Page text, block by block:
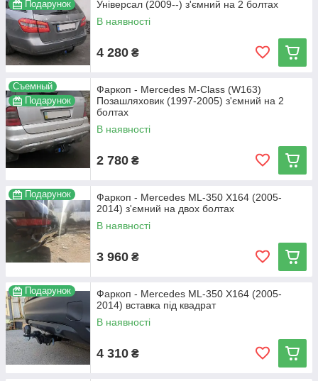
Подарунок
Універсал (2009--) з'ємний на 2 болтах
В наявності
4 280 ₴
Съемный
Подарунок
Фаркоп - Mercedes M-Class (W163)
Позашляховик (1997-2005) з'ємний на 2
болтах
В наявності
2 780 ₴
Подарунок
Фаркоп - Mercedes ML-350 X164 (2005-
2014) з'ємний на двох болтах
В наявності
3 960 ₴
Подарунок
Фаркоп - Mercedes ML-350 X164 (2005-
2014) вставка під квадрат
В наявності
4 310 ₴